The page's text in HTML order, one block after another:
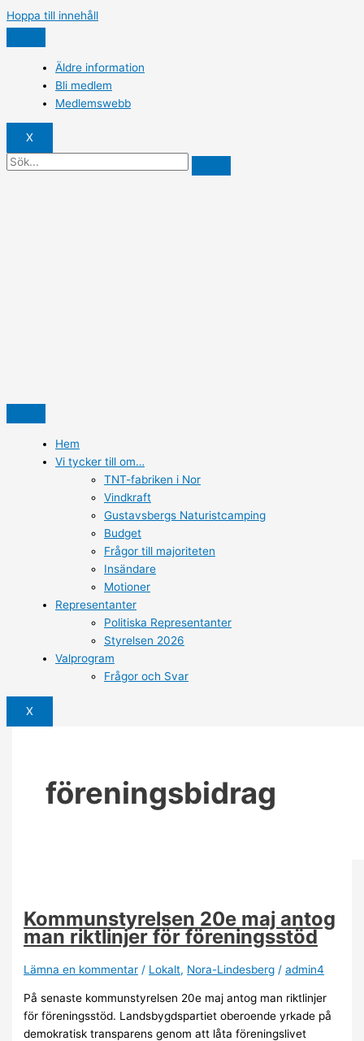
Hoppa till innehåll
Äldre information
Bli medlem
Medlemswebb
X
Hem
Vi tycker till om…
TNT-fabriken i Nor​
Vindkraft
Gustavsbergs Naturistcamping
Budget
Frågor till majoriteten
Insändare
Motioner
Representanter
Politiska Representanter
Styrelsen 2026
Valprogram
Frågor och Svar
X
föreningsbidrag
Kommunstyrelsen 20e maj antog
man riktlinjer för föreningsstöd
Lämna en kommentar / Lokalt, Nora-Lindesberg /admin4
På senaste kommunstyrelsen 20e maj antog man riktlinjer
för föreningsstöd. Landsbygdspartiet oberoende yrkade på
demokratisk transparens genom att låta föreningslivet